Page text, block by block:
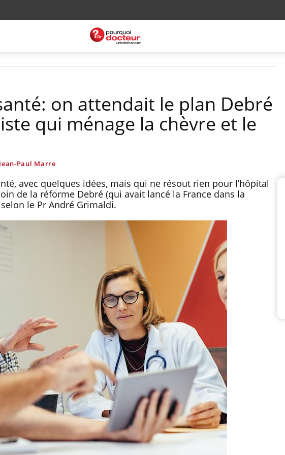
on attendait le plan Debré
qui ménage la chèvre et le
Paul Marre
avec quelques idées, mais qui ne résout rien pour l’hôpital
de la réforme Debré (qui avait lancé la France dans la
le Pr André Grimaldi.
Fortes chaleurs :
pourquoi le risque de
noyade grimpe-t-il ?
Le Viagra pourrait-il
freiner la propagation du
Pourquoi manger moins
de protéines pourrait
finalement être bénéfique
Grossesse et chaleur : ce
que dit la science
l'apprentissage de la
lecture ?
Mordue par une tique en
vacances, elle reste dans
le coma pendant 42 jours